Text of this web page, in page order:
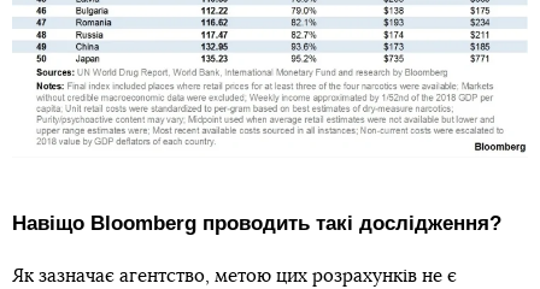
Навіщо Bloomberg проводить такі дослідження?
Як зазначає агентство, метою цих розрахунків не є